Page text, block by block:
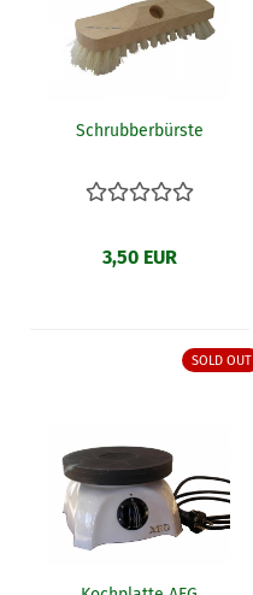
Schrubberbürste
3,50 EUR
SOLD OUT